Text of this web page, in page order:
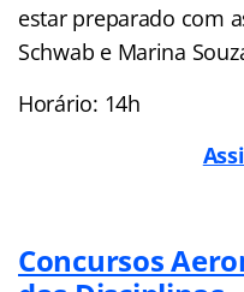
estar preparado com
Schwab e Marina
Horário: 14h
Concursos